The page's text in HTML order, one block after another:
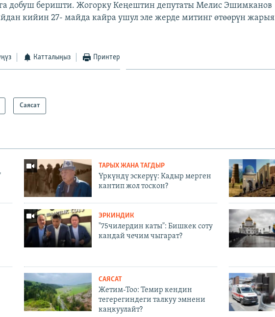
добуш беришти. Жогорку Кеңештин депутаты Мелис Эшимканов
кийин 27- майда кайра ушул эле жерде митинг өтөөрүн жарыя
Катталыңыз Принтер
Саясат
ТАРЫХ ЖАНА ТАГДЫР
Үркүндү эскерүү: Кадыр мерген
кантип жол тоскон?
ЭРКИНДИК
"75чилердин каты": Бишкек соту
кандай чечим чыгарат?
САЯСАТ
Жетим-Тоо: Темир кендин
тегерегиндеги талкуу эмнени
каңкуулайт?